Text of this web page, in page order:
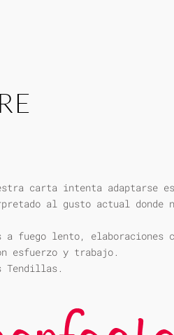
carta intenta adaptarse
al gusto actual
a fuego lento, elaboraciones
esfuerzo y trabajo.
Tendillas.